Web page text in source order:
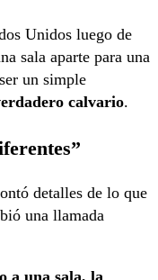
Unidos luego de
sala aparte para una
un simple
calvario.
detalles de lo que
una llamada